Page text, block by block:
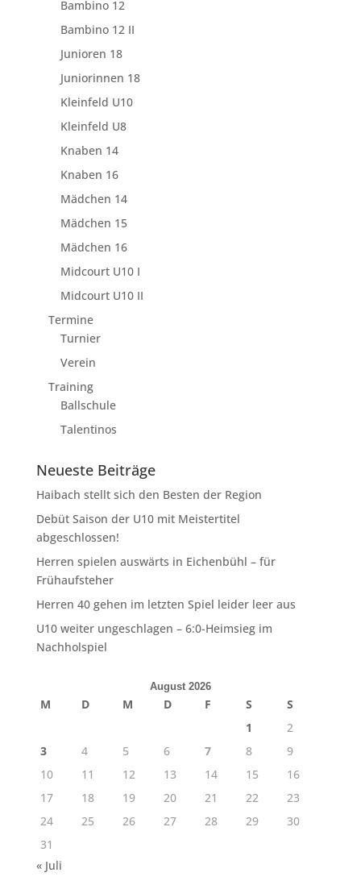
Bambino 12
Bambino 12 II
Junioren 18
Juniorinnen 18
Kleinfeld U10
Kleinfeld U8
Knaben 14
Knaben 16
Mädchen 14
Mädchen 15
Mädchen 16
Midcourt U10 I
Midcourt U10 II
Termine
Turnier
Verein
Training
Ballschule
Talentinos
Neueste Beiträge
Haibach stellt sich den Besten der Region
Debüt Saison der U10 mit Meistertitel
abgeschlossen!
Herren spielen auswärts in Eichenbühl – für
Frühaufsteher
Herren 40 gehen im letzten Spiel leider leer aus
U10 weiter ungeschlagen – 6:0-Heimsieg im
Nachholspiel
August 2026
M D M D F S
S
1
2
3
4 5 6 7 8
9
10
11 12 13 14 15
16
17
18 19 20 21 22
23
24
25 26 27 28 29
30
31
« Juli